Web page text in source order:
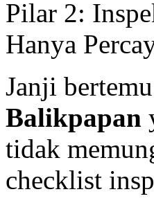
Pilar 2:
Hanya
Janji
Balikpapan
tidak
checklist